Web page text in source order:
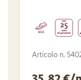
Articolo n.